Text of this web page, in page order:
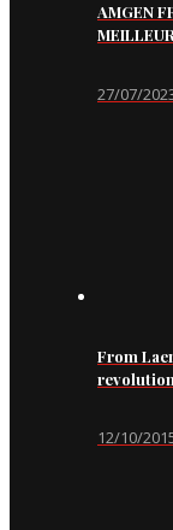
AMGEN
27/07/
From
12/10/